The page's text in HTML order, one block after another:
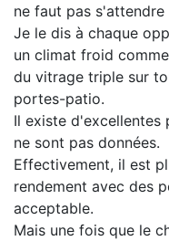
ne faut pas s'attendre
Je le dis à chaque
un climat froid
du vitrage triple sur
portes-patio.
Il existe d'excellentes
ne sont pas données.
Effectivement, il est
rendement avec des
acceptable.
Mais une fois que le